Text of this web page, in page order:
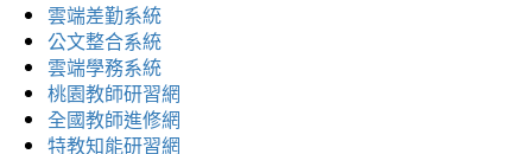
雲端差勤系統
公文整合系統
雲端學務系統
桃園教師研習網
全國教師進修網
特教知能研習網